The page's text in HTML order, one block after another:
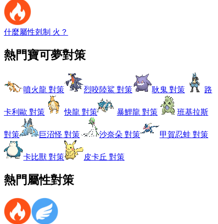
什麼屬性剋制 火？
熱門寶可夢對策
噴火龍 對策 烈咬陸鯊 對策 耿鬼 對策 路
卡利歐 對策 快龍 對策 暴鯉龍 對策 班基拉斯
對策 巨沼怪 對策 沙奈朵 對策 甲賀忍蛙 對策
卡比獸 對策 皮卡丘 對策
熱門屬性對策